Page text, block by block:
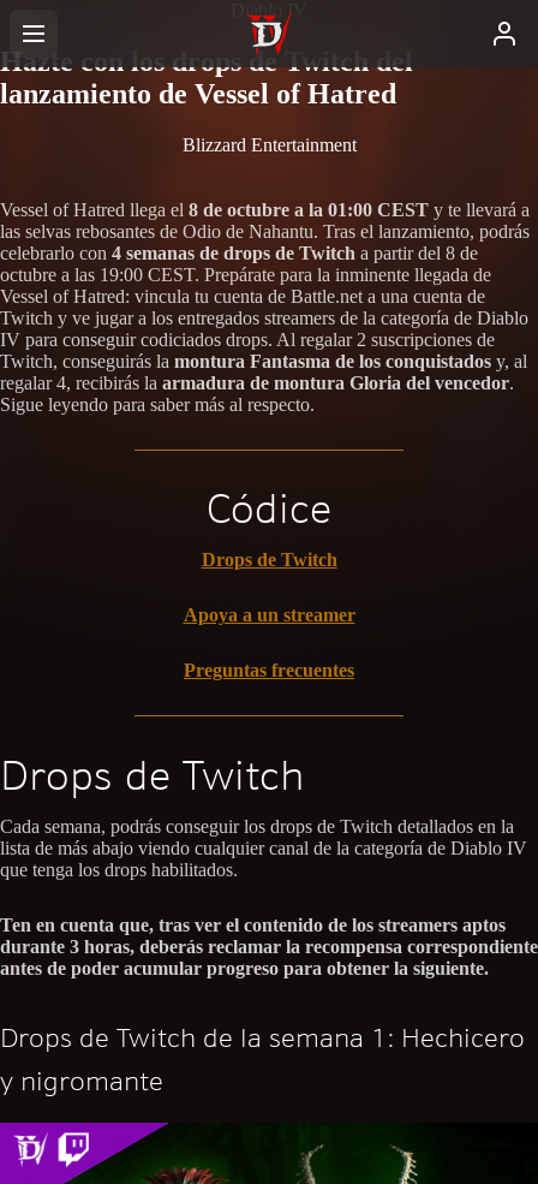
Diablo IV
Hazte con los drops de Twitch del
lanzamiento de Vessel of Hatred
Blizzard Entertainment
Vessel of Hatred llega el 8 de octubre a la 01:00 CEST y te llevará a
las selvas rebosantes de Odio de Nahantu. Tras el lanzamiento, podrás
celebrarlo con 4 semanas de drops de Twitch a partir del 8 de
octubre a las 19:00 CEST. Prepárate para la inminente llegada de
Vessel of Hatred: vincula tu cuenta de Battle.net a una cuenta de
Twitch y ve jugar a los entregados streamers de la categoría de Diablo
IV para conseguir codiciados drops. Al regalar 2 suscripciones de
Twitch, conseguirás la montura Fantasma de los conquistados y, al
regalar 4, recibirás la armadura de montura Gloria del vencedor.
Sigue leyendo para saber más al respecto.
Códice
Drops de Twitch
Apoya a un streamer
Preguntas frecuentes
Drops de Twitch
Cada semana, podrás conseguir los drops de Twitch detallados en la
lista de más abajo viendo cualquier canal de la categoría de Diablo IV
que tenga los drops habilitados.
Ten en cuenta que, tras ver el contenido de los streamers aptos
durante 3 horas, deberás reclamar la recompensa correspondiente
antes de poder acumular progreso para obtener la siguiente.
Drops de Twitch de la semana 1: Hechicero
y nigromante